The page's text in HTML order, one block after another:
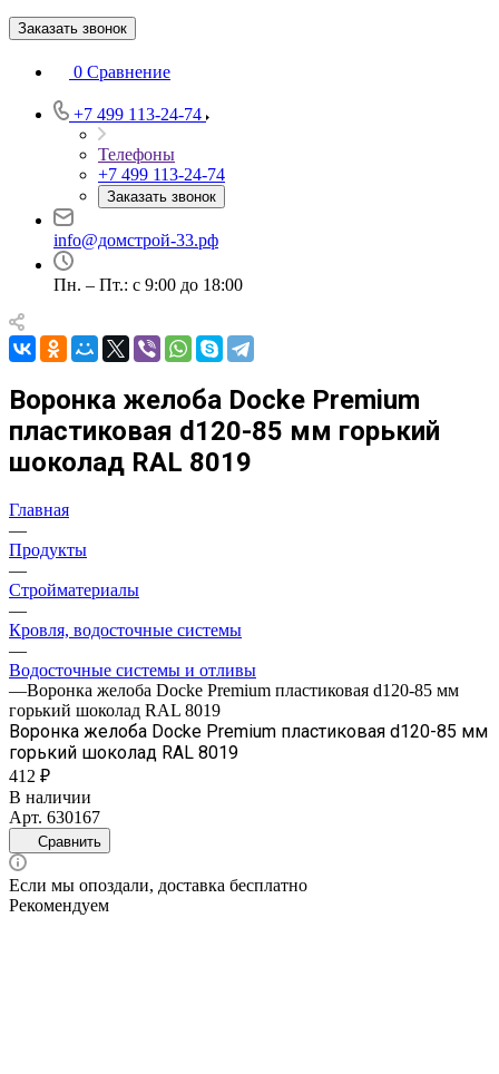
Заказать звонок
0 Сравнение
+7 499 113-24-74
Телефоны
+7 499 113-24-74
Заказать звонок
info@домстрой-33.рф
Пн. – Пт.: с 9:00 до 18:00
Воронка желоба Docke Premium
пластиковая d120-85 мм горький
шоколад RAL 8019
Главная
—
Продукты
—
Стройматериалы
—
Кровля, водосточные системы
—
Водосточные системы и отливы
—Воронка желоба Docke Premium пластиковая d120-85 мм
горький шоколад RAL 8019
Воронка желоба Docke Premium пластиковая d120-85 мм
горький шоколад RAL 8019
412 ₽
В наличии
Арт. 630167
Сравнить
Если мы опоздали, доставка бесплатно
Рекомендуем